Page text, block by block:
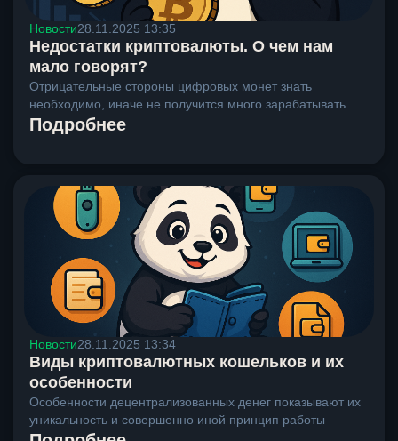
Новости28.11.2025 13:35
Недостатки криптовалюты. О чем нам
мало говорят?
Отрицательные стороны цифровых монет знать
необходимо, иначе не получится много зарабатывать
Подробнее
Новости28.11.2025 13:34
Виды криптовалютных кошельков и их
особенности
Особенности децентрализованных денег показывают их
уникальность и совершенно иной принцип работы